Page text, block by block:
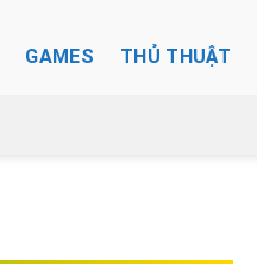
GAMES THỦ THUẬT